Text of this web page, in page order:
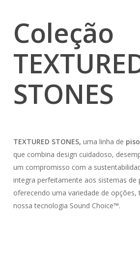
Coleção
STONES
TEXTURED STONES, uma linha de
que combina design cuidadoso,
um compromisso com a
integra perfeitamente aos sistemas de
oferecendo uma variedade de opções,
nossa tecnologia Sound Choice™️.